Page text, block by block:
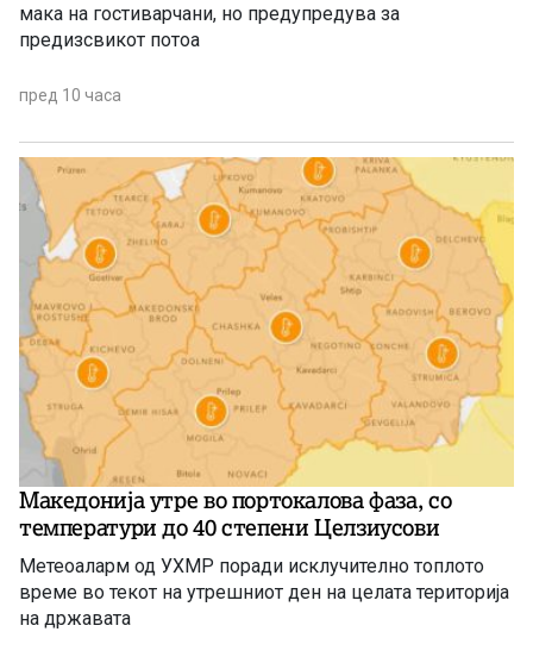
мака на гостиварчани, но предупредува за
предизсвикот потоа
пред 10 часа
Македонија утре во портокалова фаза, со
температури до 40 степени Целзиусови
Метеоаларм од УХМР поради исклучително топлото
време во текот на утрешниот ден на целата територија
на државата